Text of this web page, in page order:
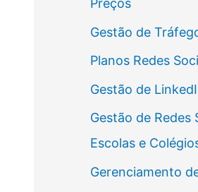
Preços
Gestão de
Planos Redes
Gestão de
Gestão de Redes
Escolas e
Gerenciamento